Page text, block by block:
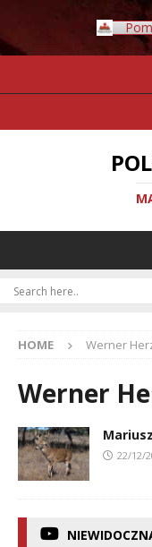
HOME Werner
Werner
22/12/